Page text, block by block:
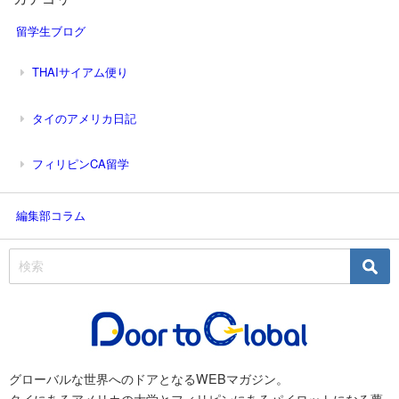
留学生ブログ
THAIサイアム便り
タイのアメリカ日記
フィリピンCA留学
編集部コラム
グローバルな世界へのドアとなるWEBマガジン。